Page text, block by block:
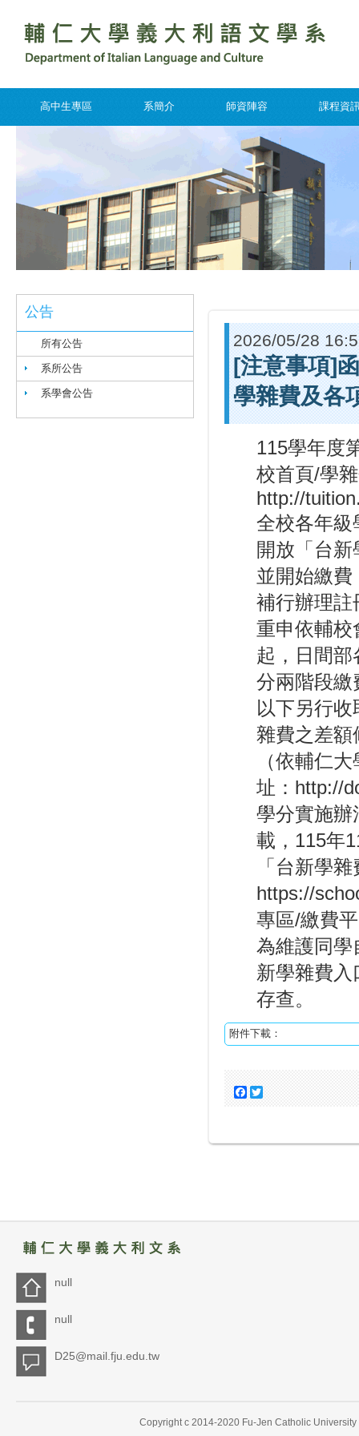
高中生專區 系簡介 師資陣容 課程資
公告
所有公告
系所公告
系學會公告
2026/05/28
[注意事項]
學雜費及各
115學年度
校首頁/學
http://
全校各年級
開放「台
並開始繳費
補行辦理註
重申依輔校
起，日間
分兩階段繳
以下另行
雜費之差額
（依輔仁
址：http://
學分實施辦
載，115年
「台新學
https://
專區/繳費
為維護同學
新學雜費
存查。
附件下載：
Facebook
null
null
D25@mail.fju.edu.tw
Copyright c 2014-2020 Fu-Jen Catholic